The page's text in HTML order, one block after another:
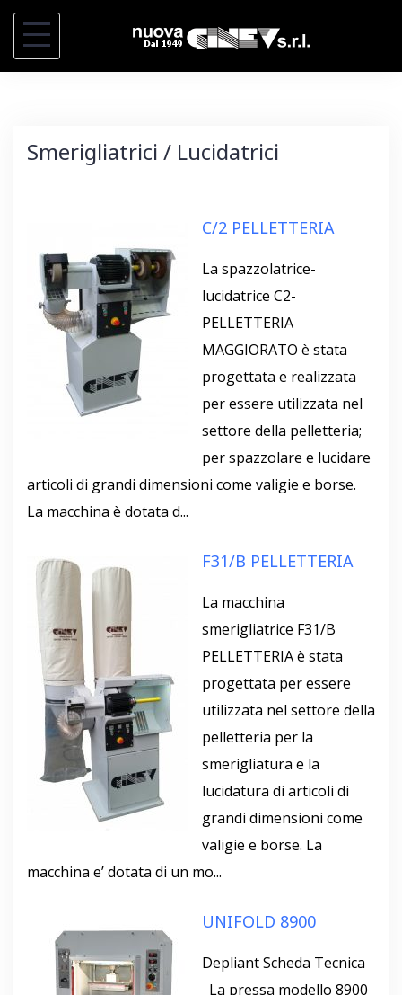
i
Smerigliatrici / Lucidatrici
C/2 PELLETTERIA
La spazzolatrice-
lucidatrice C2-
PELLETTERIA
MAGGIORATO è stata
progettata e realizzata
per essere utilizzata nel
settore della pelletteria;
per spazzolare e lucidare
articoli di grandi dimensioni come valigie e borse.
La macchina è dotata d...
F31/B PELLETTERIA
La macchina
smerigliatrice F31/B
PELLETTERIA è stata
progettata per essere
utilizzata nel settore della
pelletteria per la
smerigliatura e la
lucidatura di articoli di
grandi dimensioni come
valigie e borse. La
macchina e’ dotata di un mo...
UNIFOLD 8900
Depliant Scheda Tecnica
La pressa modello 8900